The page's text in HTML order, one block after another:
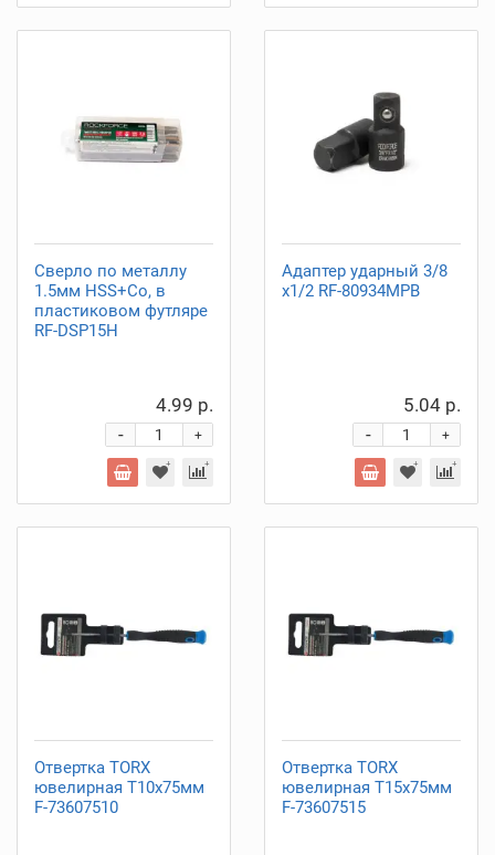
Сверло по металлу
1.5мм HSS+Co, в
пластиковом футляре
RF-DSP15H
4.99 р.
+
-
Адаптер ударный 3/8
х1/2 RF-80934MPB
5.04 р.
+
-
Отвертка TORX
ювелирная Т10х75мм
F-73607510
Отвертка TORX
ювелирная Т15х75мм
F-73607515